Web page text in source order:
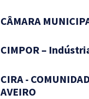
CÂMARA
CIMPOR –
CIRA -
AVEIRO